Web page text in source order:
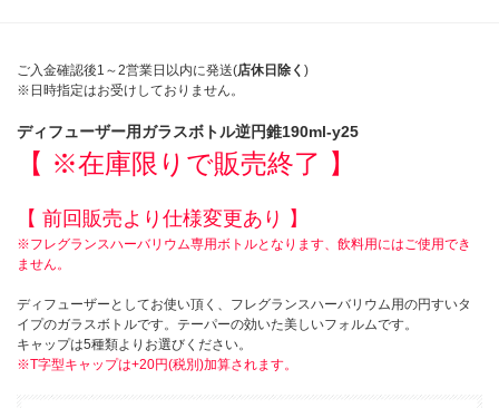
ご入金確認後1～2営業日以内に発送(店休日除く )
※日時指定はお受けしておりません。
ディフューザー用ガラスボトル逆円錐190ml-y25
【 ※在庫限りで販売終了 】
【 前回販売より仕様変更あり 】
※フレグランスハーバリウム専用ボトルとなります、飲料用にはご使用でき
ません。
ディフューザーとしてお使い頂く、フレグランスハーバリウム用の円すいタ
イプのガラスボトルです。テーパーの効いた美しいフォルムです。
キャップは5種類よりお選びください。
※T字型キャップは+20円(税別)加算されます。